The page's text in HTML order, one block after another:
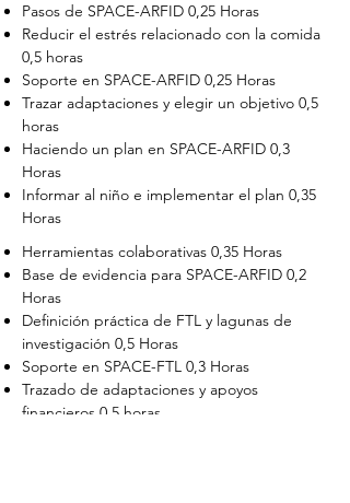
Pasos de SPACE-ARFID 0,25 Horas
Reducir el estrés relacionado con la comida
0,5 horas
Soporte en SPACE-ARFID 0,25 Horas
Trazar adaptaciones y elegir un objetivo 0,5
horas
Haciendo un plan en SPACE-ARFID 0,3
Horas
Informar al niño e implementar el plan 0,35
Horas
Herramientas colaborativas 0,35 Horas
Base de evidencia para SPACE-ARFID 0,2
Horas
Definición práctica de FTL y lagunas de
investigación 0,5 Horas
Soporte en SPACE-FTL 0,3 Horas
Trazado de adaptaciones y apoyos
financieros 0,5 horas